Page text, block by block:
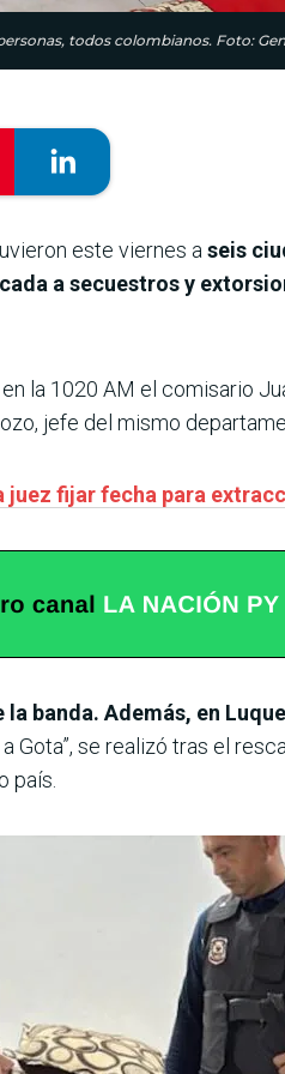
todos colombianos. Foto:
este viernes a seis
a secuestros y
la 1020 AM el comisario
jefe del mismo
juez fijar fecha para
banda. Además, en
Gota”, se realizó tras el
país.